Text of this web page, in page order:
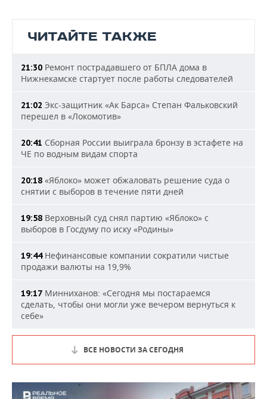
ЧИТАЙТЕ ТАКЖЕ
21:30 Ремонт пострадавшего от БПЛА дома в
Нижнекамске стартует после работы следователей
21:02 Экс-защитник «Ак Барса» Степан Фальковский
перешел в «Локомотив»
20:41 Сборная России выиграла бронзу в эстафете на
ЧЕ по водным видам спорта
20:18 «Яблоко» может обжаловать решение суда о
снятии с выборов в течение пяти дней
19:58 Верховный суд снял партию «Яблоко» с
выборов в Госдуму по иску «Родины»
19:44Нефинансовые компании сократили чистые
продажи валюты на 19,9%
19:17 Минниханов: «Сегодня мы постараемся
сделать, чтобы они могли уже вечером вернуться к
себе»
ВСЕ НОВОСТИ ЗА СЕГОДНЯ